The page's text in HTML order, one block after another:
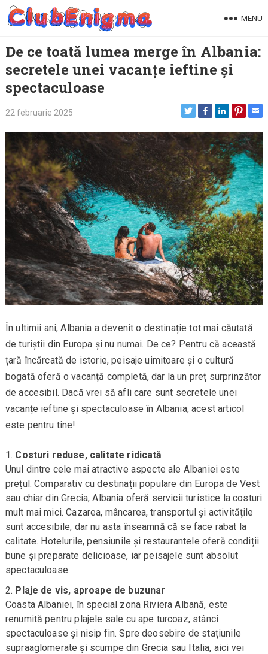
Skip
MENU
De ce toată lumea merge în Albania:
secretele unei vacanțe ieftine și
spectaculoase
22 februarie 2025
În ultimii ani, Albania a devenit o destinație tot mai căutată
de turiștii din Europa și nu numai. De ce? Pentru că această
țară încărcată de istorie, peisaje uimitoare și o cultură
bogată oferă o vacanță completă, dar la un preț surprinzător
de accesibil. Dacă vrei să afli care sunt secretele unei
vacanțe ieftine și spectaculoase în Albania, acest articol
este pentru tine!
Costuri reduse, calitate ridicată
Unul dintre cele mai atractive aspecte ale Albaniei este
prețul. Comparativ cu destinații populare din Europa de Vest
sau chiar din Grecia, Albania oferă servicii turistice la costuri
mult mai mici. Cazarea, mâncarea, transportul și activitățile
sunt accesibile, dar nu asta înseamnă că se face rabat la
calitate. Hotelurile, pensiunile și restaurantele oferă condiții
bune și preparate delicioase, iar peisajele sunt absolut
spectaculoase.
Plaje de vis, aproape de buzunar
Coasta Albaniei, în special zona Riviera Albană, este
renumită pentru plajele sale cu ape turcoaz, stânci
spectaculoase și nisip fin. Spre deosebire de stațiunile
supraaglomerate și scumpe din Grecia sau Italia, aici vei